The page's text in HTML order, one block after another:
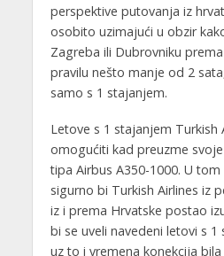
perspektive putovanja iz
osobito uzimajući u obzir
Zagreba ili Dubrovniku
pravilu nešto manje od 2
samo s 1 stajanjem.
Letove s 1 stajanjem Turkish
omogućiti kad preuzme
tipa Airbus A350-1000. U tom
sigurno bi Turkish Airlines iz
iz i prema Hrvatske postao
bi se uveli navedeni letovi s
uz to i vremena konekcija